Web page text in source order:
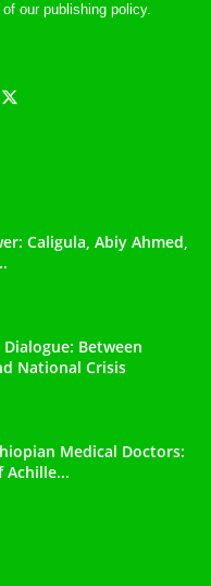
our publishing policy.
Caligula, Abiy Ahmed,
Between
National Crisis
Medical Doctors: